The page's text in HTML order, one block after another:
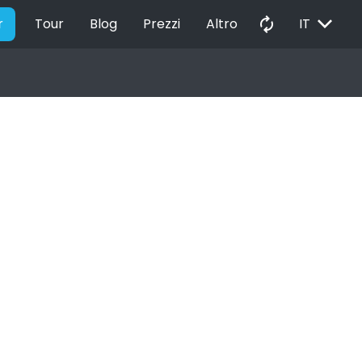
Tour Blog Prezzi Altro autorenew IT EXPAND_MORE